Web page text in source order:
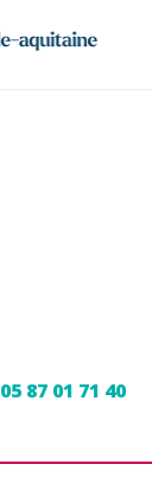
05 87 01 71 40